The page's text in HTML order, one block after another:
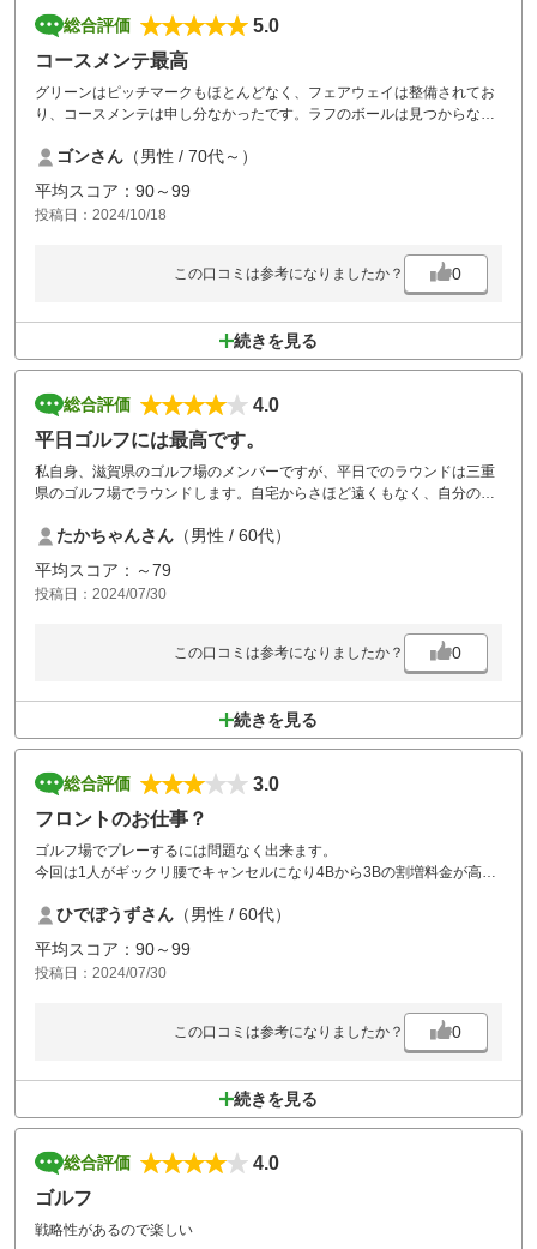
総合評価
5.0
コースメンテ最高
グリーンはピッチマークもほとんどなく、フェアウェイは整備されてお
り、コースメンテは申し分なかったです。ラフのボールは見つからない
した。
難を言えばロッカーが古いことくらいかな。
ゴンさん （男性 / 70代～）
平均スコア：90～99
投稿日：2024/10/18
この口コミは参考になりましたか？ 0
続きを見る
総合評価
4.0
平日ゴルフには最高です。
私自身、滋賀県のゴルフ場のメンバーですが、平日でのラウンドは三重
県のゴルフ場でラウンドします。自宅からさほど遠くもなく、自分のメ
でもあり、コースメンテナンスも良くゲストを連れて行くには絶好のゴ
ルフ場です。天気にも恵まれて楽しくラウンドが出来て、ゲストの皆さ
んもとても満足されていました。
これからも平日には阿山カンツリー倶楽部を是非とも利用したいと思い
たかちゃんさん （男性 / 60代）
平均スコア：～79
投稿日：2024/07/30
この口コミは参考になりましたか？ 0
続きを見る
総合評価
3.0
フロントのお仕事？
ゴルフ場でプレーするには問題なく出来ます。
今回は1人がギックリ腰でキャンセルになり4Bから3Bの割増料金が高く
チェックイン時には詳細の説明も無くアバウトでした。
また、プレー終わり帰ってる途中にクラブから意味不明の電話あり。翌
日にも訂正と謝罪の連絡あると思いきや何も無しで。なんだか？
フロント係はもっと顧客ファーストでしっかり仕事してもらいたいで
ひでぼうずさん （男性 / 60代）
平均スコア：90～99
投稿日：2024/07/30
この口コミは参考になりましたか？ 0
続きを見る
総合評価
4.0
ゴルフ
戦略性があるので楽しい